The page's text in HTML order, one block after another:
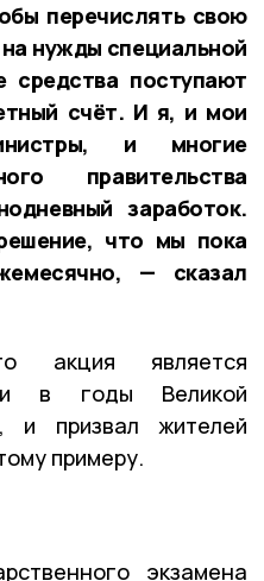
перечислять свою
нужды специальной
средства поступают
счёт. И я, и мои
и многие
правительства
заработок.
что мы пока
— сказал
акция является
и в годы Великой
и призвал жителей
примеру.
экзамена